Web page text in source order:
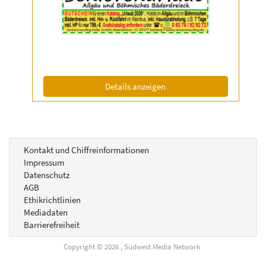
Anzeige
2058886
anzeigen
Details anzeigen
Kontakt und Chiffreinformationen
Impressum
Datenschutz
AGB
Ethikrichtlinien
Mediadaten
Barrierefreiheit
Copyright © 2026 , Südwest Media Network